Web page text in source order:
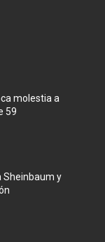
molestia a
59
Sheinbaum y